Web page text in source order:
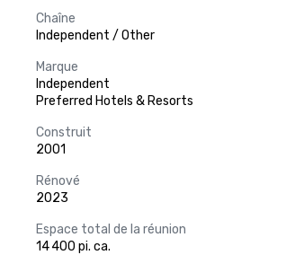
Chaîne
Independent / Other
Marque
Independent
Preferred Hotels & Resorts
Construit
2001
Rénové
2023
Espace total de la réunion
14 400 pi. ca.